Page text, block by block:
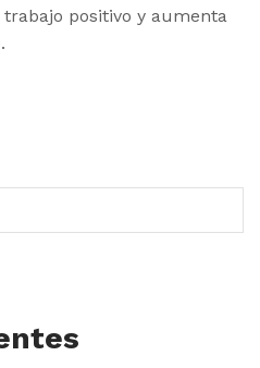
positivo y aumenta